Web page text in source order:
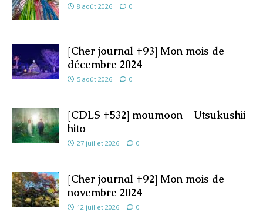
8 août 2026 0
[Cher journal #93] Mon mois de
décembre 2024
5 août 2026 0
[CDLS #532] moumoon – Utsukushii
hito
27 juillet 2026 0
[Cher journal #92] Mon mois de
novembre 2024
12 juillet 2026 0